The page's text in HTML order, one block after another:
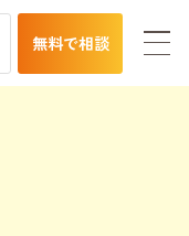
無料で相談